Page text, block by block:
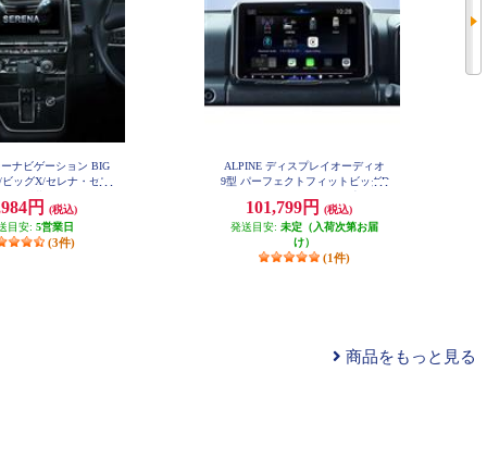
ナビゲーション BIG
ッグX/セレナ・セレ
SE-27-L-AM
円
(税込)
目安: 5営業日
(3件)
ALPINE ディスプレイオーディオ
9型 パーフェクトフィットビッグD
droidAuto AppleCarPlay PF9DA-JI-6
4
101,799円
(税込)
発送目安: 未定（入荷次第お届
け）
(1件)
商品をもっと見る